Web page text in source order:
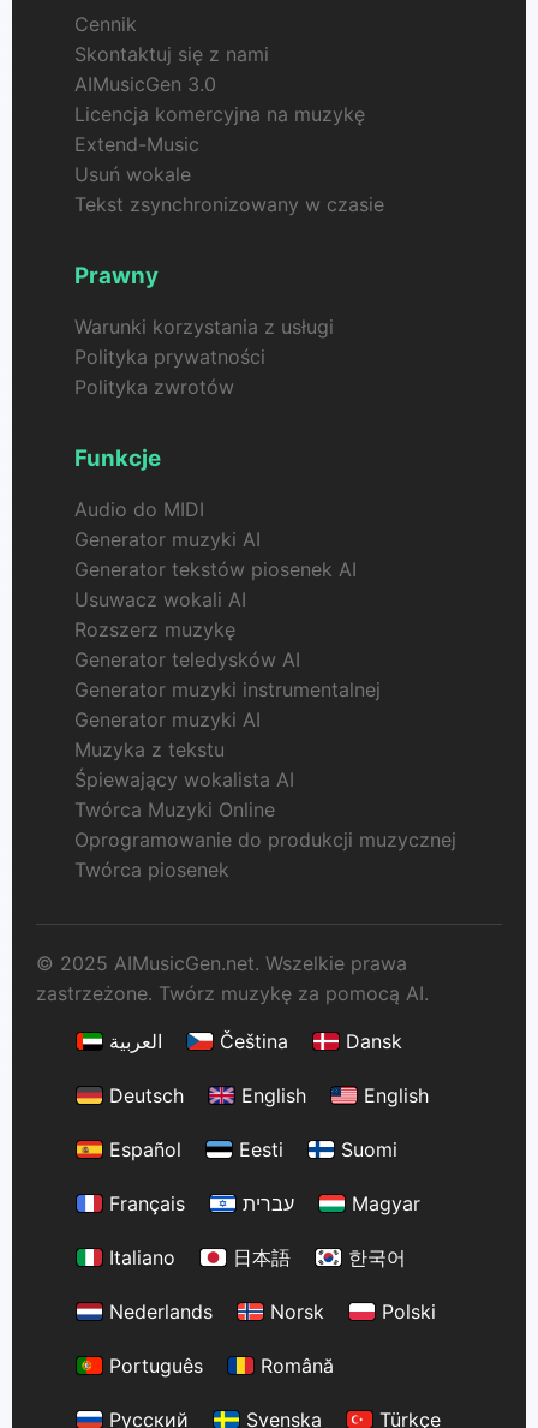
Cennik
Skontaktuj się z nami
AIMusicGen 3.0
Licencja komercyjna na muzykę
Extend-Music
Usuń wokale
Tekst zsynchronizowany w czasie
Prawny
Warunki korzystania z usługi
Polityka prywatności
Polityka zwrotów
Funkcje
Audio do MIDI
Generator muzyki AI
Generator tekstów piosenek AI
Usuwacz wokali AI
Rozszerz muzykę
Generator teledysków AI
Generator muzyki instrumentalnej
Generator muzyki AI
Muzyka z tekstu
Śpiewający wokalista AI
Twórca Muzyki Online
Oprogramowanie do produkcji muzycznej
Twórca piosenek
© 2025 AIMusicGen.net. Wszelkie prawa
zastrzeżone. Twórz muzykę za pomocą AI.
العربية
Čeština Dansk
Deutsch English English
Español Eesti Suomi
Français עברית Magyar
Italiano 日本語 한국어
Nederlands Norsk Polski
Português Română
Русский Svenska Türkçe